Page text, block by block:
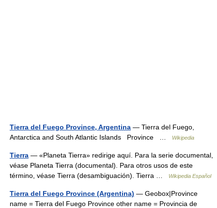
Tierra del Fuego Province, Argentina — Tierra del Fuego,
Antarctica and South Atlantic Islands Province …
Wikipedia
Tierra — «Planeta Tierra» redirige aquí. Para la serie documental,
véase Planeta Tierra (documental). Para otros usos de este
término, véase Tierra (desambiguación). Tierra …
Wikipedia Español
Tierra del Fuego Province (Argentina) — Geobox|Province
name = Tierra del Fuego Province other name = Provincia de